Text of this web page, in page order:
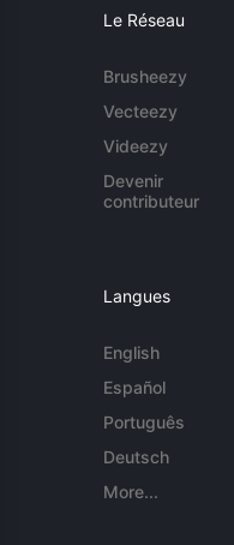
Le Réseau
Brusheezy
Vecteezy
Videezy
Devenir
contributeur
Langues
English
Español
Português
Deutsch
More...